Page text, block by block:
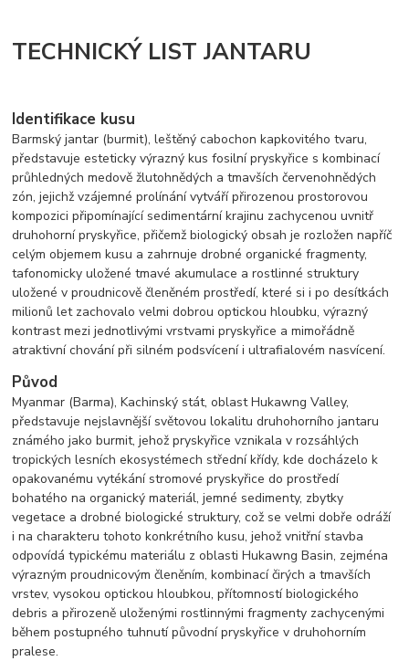
TECHNICKÝ LIST JANTARU
Identifikace kusu
Barmský jantar (burmit), leštěný cabochon kapkovitého tvaru,
představuje esteticky výrazný kus fosilní pryskyřice s kombinací
průhledných medově žlutohnědých a tmavších červenohnědých
zón, jejichž vzájemné prolínání vytváří přirozenou prostorovou
kompozici připomínající sedimentární krajinu zachycenou uvnitř
druhohorní pryskyřice, přičemž biologický obsah je rozložen napříč
celým objemem kusu a zahrnuje drobné organické fragmenty,
tafonomicky uložené tmavé akumulace a rostlinné struktury
uložené v proudnicově členěném prostředí, které si i po desítkách
milionů let zachovalo velmi dobrou optickou hloubku, výrazný
kontrast mezi jednotlivými vrstvami pryskyřice a mimořádně
atraktivní chování při silném podsvícení i ultrafialovém nasvícení.
Původ
Myanmar (Barma), Kachinský stát, oblast Hukawng Valley,
představuje nejslavnější světovou lokalitu druhohorního jantaru
známého jako burmit, jehož pryskyřice vznikala v rozsáhlých
tropických lesních ekosystémech střední křídy, kde docházelo k
opakovanému vytékání stromové pryskyřice do prostředí
bohatého na organický materiál, jemné sedimenty, zbytky
vegetace a drobné biologické struktury, což se velmi dobře odráží
i na charakteru tohoto konkrétního kusu, jehož vnitřní stavba
odpovídá typickému materiálu z oblasti Hukawng Basin, zejména
výrazným proudnicovým členěním, kombinací čirých a tmavších
vrstev, vysokou optickou hloubkou, přítomností biologického
debris a přirozeně uloženými rostlinnými fragmenty zachycenými
během postupného tuhnutí původní pryskyřice v druhohorním
pralese.